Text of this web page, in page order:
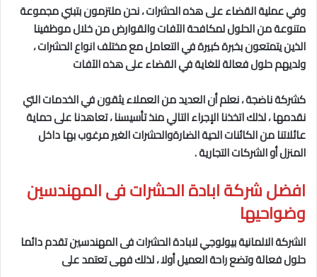
وفي عملية القضاء على هذه الحشرات ، نحن ملتزمون بتبني مجموعة
متنوعة من الحلول لمكافحة الآفات والقوارض من خلال موظفينا
الذين يتمتعون بخبرة كبيرة في التعامل مع مختلف انواع الحشرات ،
ولديهم حلول فعالة للغاية في القضاء على هذه الآفات
كشركة ناضجة ، نعلم أن العديد من العملاء يثقون في الخدمات التي
نقدمها ، لذلك اتخذنا الإجراء التالي منذ تأسيسنا ، تعاهدنا على حماية
عائلاتنا من الكائنات الحية الضارةوالحشرات الغير مرغوب بها داخل
المنزل أو الشركات التجارية .
افضل شركة ابادة الحشرات فى المهندسين
وضواحيها
الشركة الالمانية بيولوجيلابادة الحشرات فى المهندسينتقدم دائما
حلول فعالة وتضع راحة العميل أولا ، لذلك فهى تعتمد على